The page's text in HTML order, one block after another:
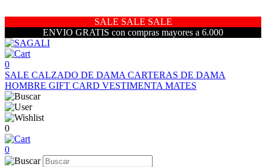
SALE SALE SALE
ENVIO GRATIS con compras mayores a 6.000
0
SALE CALZADO DE DAMA CARTERAS DE DAMA
HOMBRE GIFT CARD VESTIMENTA MATES
0
0